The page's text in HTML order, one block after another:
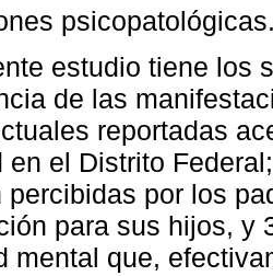
estudio tiene los
de las
reportadas
en el Distrito
percibidas por los
para sus hijos, y
mental que,